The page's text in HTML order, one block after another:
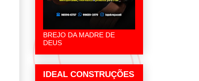
BREJO DA MADRE DE
DEUS
IDEAL CONSTRUÇÕES